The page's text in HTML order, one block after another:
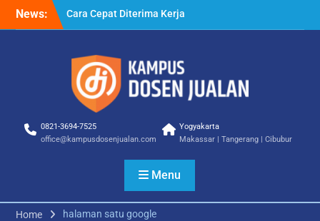
News:
Cara Cepat Diterima Kerja
– Tips Praktis yang Bisa
Cara Biar Dapat Pekerjaan
– Panduan Lengkap untuk
Pencari Kerja
Cara Dapat Pekerjaan –
Memperbesar Peluang
0821-3694-7525
office@kampusdosenjualan.com
Yogyakarta
Makassar | Tangerang | Cibubur
Menu
Home halaman satu google